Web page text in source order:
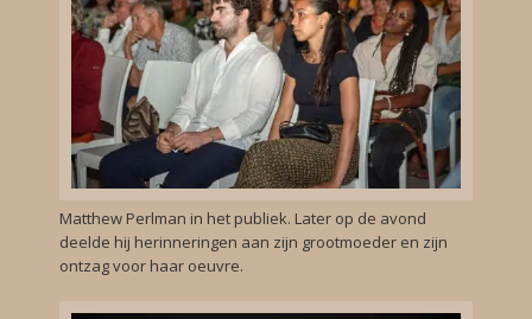
Matthew Perlman in het publiek. Later op de avond
deelde hij herinneringen aan zijn grootmoeder en zijn
ontzag voor haar oeuvre.